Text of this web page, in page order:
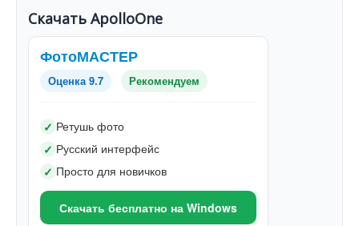
Скачать ApolloOne
ФотоМАСТЕР
Оценка 9.7 Рекомендуем
✓ Ретушь фото
✓ Русский интерфейс
✓ Просто для новичков
Скачать бесплатно на Windows